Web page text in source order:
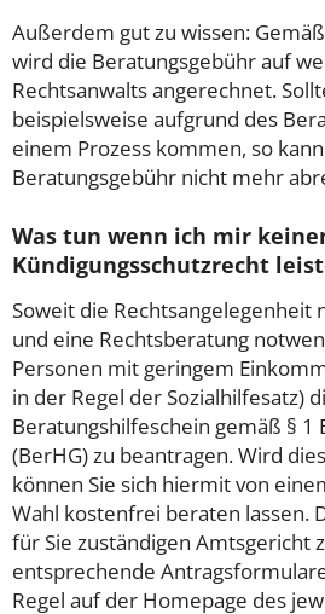
Außerdem gut zu wissen: Gemäß
wird die Beratungsgebühr auf
Rechtsanwalts angerechnet.
beispielsweise aufgrund des
einem Prozess kommen, so
Beratungsgebühr nicht mehr
Was tun wenn ich mir
Kündigungsschutzrecht
Soweit die Rechtsangelegenheit
und eine Rechtsberatung
Personen mit geringem
in der Regel der Sozialhilfesatz)
Beratungshilfeschein gemäß § 1
(BerHG) zu beantragen. Wird
können Sie sich hiermit von
Wahl kostenfrei beraten lassen.
für Sie zuständigen Amtsgericht
entsprechende
Regel auf der Homepage des